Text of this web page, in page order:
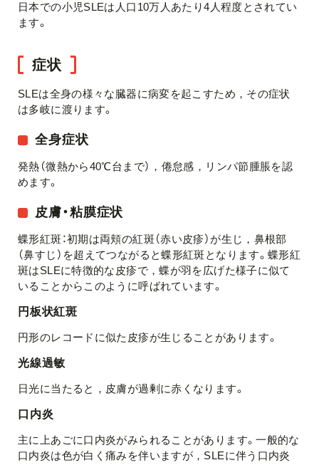
日本での小児SLEは人口10万人あたり4人程度とされてい
ます。
症状
SLEは全身の様々な臓器に病変を起こすため，その症状
は多岐に渡ります。
全身症状
発熱（微熱から40℃台まで），倦怠感，リンパ節腫脹を認
めます。
皮膚・粘膜症状
蝶形紅斑：初期は両頬の紅斑（赤い皮疹）が生じ，鼻根部
（鼻すじ）を超えてつながると蝶形紅斑となります。蝶形紅
斑はSLEに特徴的な皮疹で，蝶が羽を広げた様子に似て
いることからこのように呼ばれています。
円板状紅斑
円形のレコードに似た皮疹が生じることがあります。
光線過敏
日光に当たると，皮膚が過剰に赤くなります。
口内炎
主に上あごに口内炎がみられることがあります。一般的な
口内炎は色が白く痛みを伴いますが，SLEに伴う口内炎